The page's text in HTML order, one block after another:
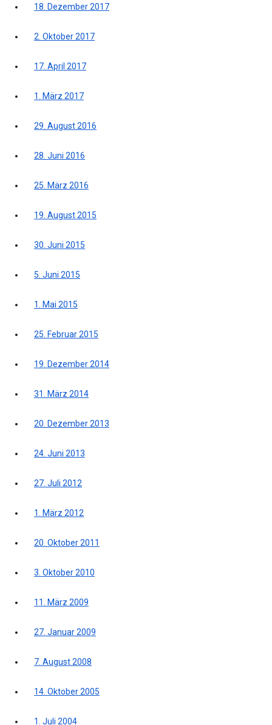
18. Dezember 2017
2. Oktober 2017
17. April 2017
1. März 2017
29. August 2016
28. Juni 2016
25. März 2016
19. August 2015
30. Juni 2015
5. Juni 2015
1. Mai 2015
25. Februar 2015
19. Dezember 2014
31. März 2014
20. Dezember 2013
24. Juni 2013
27. Juli 2012
1. März 2012
20. Oktober 2011
3. Oktober 2010
11. März 2009
27. Januar 2009
7. August 2008
14. Oktober 2005
1. Juli 2004